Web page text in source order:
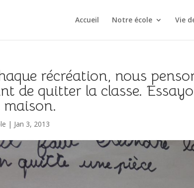
Accueil Notre école Vie
récréation, nous
de quitter la classe.
maison.
| Jan 3, 2013